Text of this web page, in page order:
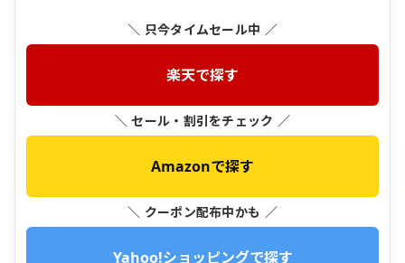
＼ 只今タイムセール中 ／
楽天で探す
＼ セール・割引をチェック ／
Amazonで探す
＼ クーポン配布中かも ／
Yahoo!ショッピングで探す